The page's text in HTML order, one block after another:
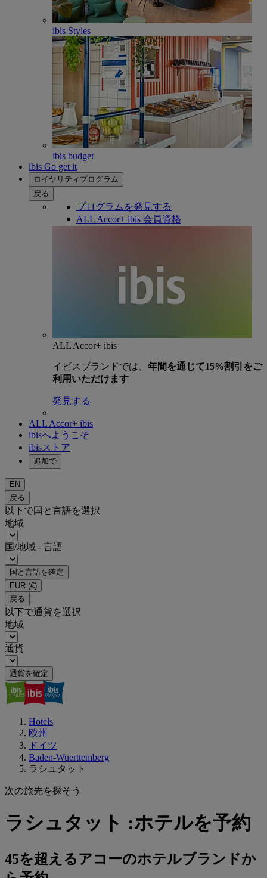
ibis Styles
ibis budget
ibis Go get it
ロイヤリティプログラム
戻る
プログラムを発見する
ALL Accor+ ibis 会員資格
ALL Accor+ ibis
イビスブランドでは、 年間を通じて15%割引をご
利用いただけます
発見する
ALL Accor+ ibis
ibisへようこそ
ibisストア
追加で
EN
戻る
以下で国と言語を選択
地域
国/地域 - 言語
国と言語を確定
EUR (€)
戻る
以下で通貨を選択
地域
通貨
通貨を確定
Hotels
欧州
ドイツ
Baden-Wuerttemberg
ラシュタット
次の旅先を探そう
ラシュタット :ホテルを予約
45を超えるアコーのホテルブランドか